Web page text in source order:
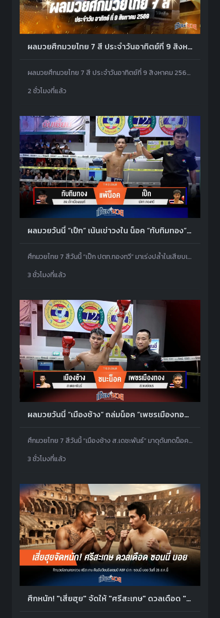
ผลมวยศึกมวยไทย 7 สี ประจำวันอาทิตย์ที่ 9 สิงหาคม 2569
ผลมวยศึกมวยไทย 7 สี ประจำวันอาทิตย์ที่ 9 สิงหาคม 2569 โดยมีคู่เอกเป็น สุดหล่อ ศิษย์ผู้ใหญ่เตี้ย พบ เพชรฤทธิ์ เหล่าโชคเจริญราชสีห์
2 ชั่วโมงที่แล้ว
ผลมวยวันนี้ “เป็ก” เน้นเข่าวงใน น็อค “ทับทิมทอง” ยก 4
ศึกมวยไทย 7 สีวันนี้ “เป็ก ปตท.ทองทวี” มาเร่งปล้ำในเสียบเข่าไล่บดเรื่อยๆ จน “ทับทิมทอง สจ.เล็กเมืองนนท์” แพ้น็อคยก 4
3 ชั่วโมงที่แล้ว
ผลมวยวันนี้ “เมืองช้าง” ถล่มน็อค “เพชรเมืองทอง” ยก 2
ศึกมวยไทย 7 สีวันนี้ “เมืองช้าง ส.เดชะพันธ์” มาดุดันกดน็อค “เพชรเมืองทอง ส.พงษ์อมร” ยก 2
3 ชั่วโมงที่แล้ว
ศึกหนัก! "เสี่ยฮุย" จัดให้ "ศรีสะเกษ" ดวลเดือด "ซอนนี่ บอย" แฟนมวยห้ามพลาด